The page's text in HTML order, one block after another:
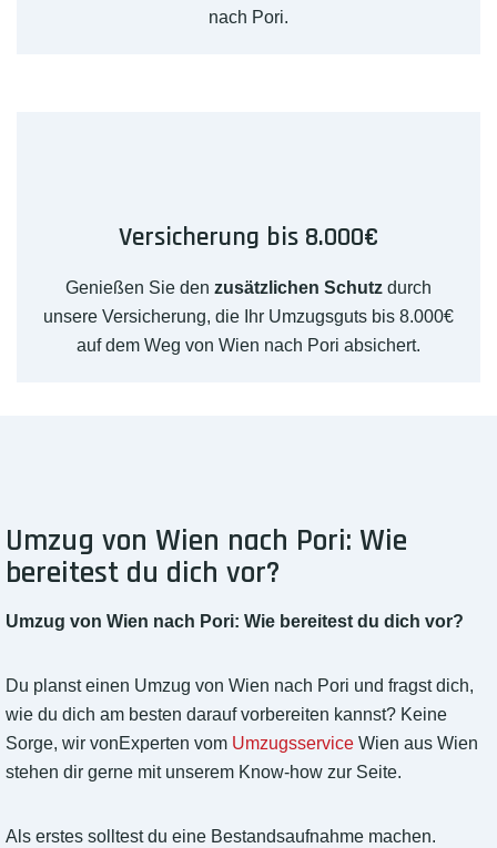
nach Pori.
Versicherung bis 8.000€
Genießen Sie den zusätzlichen Schutz durch
unsere Versicherung, die Ihr Umzugsguts bis 8.000€
auf dem Weg von Wien nach Pori absichert.
Umzug von Wien nach Pori: Wie
bereitest du dich vor?
Umzug von Wien nach Pori: Wie bereitest du dich vor?
Du planst einen Umzug von Wien nach Pori und fragst dich,
wie du dich am besten darauf vorbereiten kannst? Keine
Sorge, wir vonExperten vom Umzugsservice Wien aus Wien
stehen dir gerne mit unserem Know-how zur Seite.
Als erstes solltest du eine Bestandsaufnahme machen.